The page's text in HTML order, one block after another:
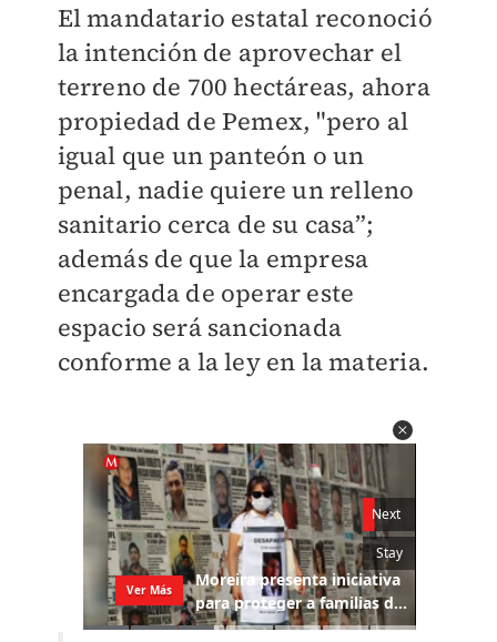
El mandatario estatal reconoció
la intención de aprovechar el
terreno de 700 hectáreas, ahora
propiedad de Pemex, "pero al
igual que un panteón o un
penal, nadie quiere un relleno
sanitario cerca de su casa”;
además de que la empresa
encargada de operar este
espacio será sancionada
conforme a la ley en la materia.